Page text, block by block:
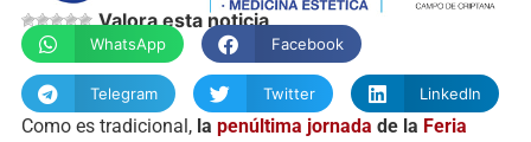
Valora esta noticia
WhatsApp Facebook
Telegram Twitter LinkedIn
Como es tradicional,la penúltima jornada de la Feria